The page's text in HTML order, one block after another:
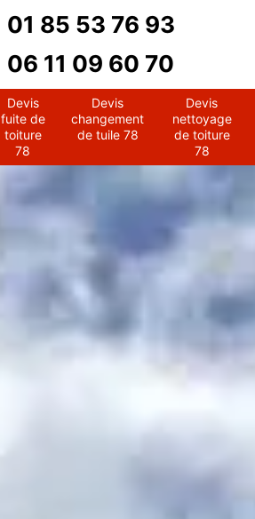
01 85 53 76 93
06 11 09 60 70
Devis
fuite de
toiture
78
Devis
changement
de tuile 78
Devis
nettoyage
de toiture
78